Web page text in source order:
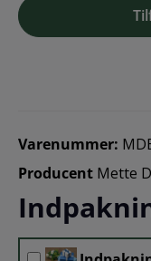
Varenummer:
Producent Mette